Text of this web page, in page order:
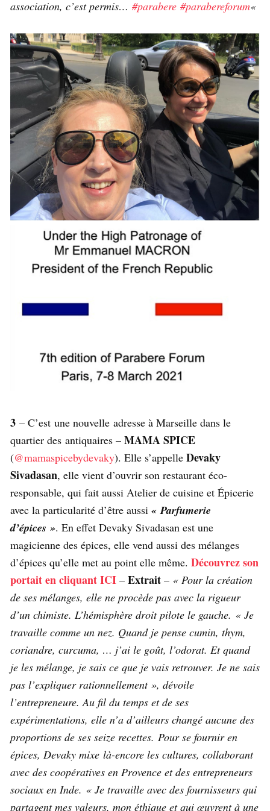
association, c’est permis… #parabere #parabereforum«
3 – C’est une nouvelle adresse à Marseille dans le
quartier des antiquaires – MAMA SPICE
(@mamaspicebydevaky). Elle s’appelle Devaky
Sivadasan, elle vient d’ouvrir son restaurant éco-
responsable, qui fait aussi Atelier de cuisine et Épicerie
avec la particularité d’être aussi « Parfumerie
d’épices ». En effet Devaky Sivadasan est une
magicienne des épices, elle vend aussi des mélanges
d’épices qu’elle met au point elle même. Découvrez son
portait en cliquant ICI – Extrait – « Pour la création
de ses mélanges, elle ne procède pas avec la rigueur
d’un chimiste. L’hémisphère droit pilote le gauche. « Je
travaille comme un nez. Quand je pense cumin, thym,
coriandre, curcuma, … j’ai le goût, l’odorat. Et quand
je les mélange, je sais ce que je vais retrouver. Je ne sais
pas l’expliquer rationnellement », dévoile
l’entrepreneure. Au fil du temps et de ses
expérimentations, elle n’a d’ailleurs changé aucune des
proportions de ses seize recettes. Pour se fournir en
épices, Devaky mixe là-encore les cultures, collaborant
avec des coopératives en Provence et des entrepreneurs
sociaux en Inde. « Je travaille avec des fournisseurs qui
partagent mes valeurs, mon éthique et qui œuvrent à une